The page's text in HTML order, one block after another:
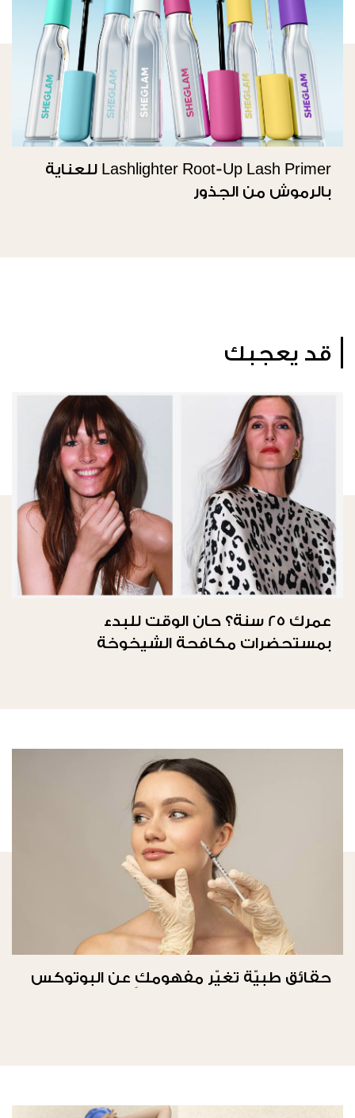
Lashlighter Root-Up Lash Primer للعناية
بالرموش من الجذور
قد يعجبك
عمرك 25 سنة؟ حان الوقت للبدء
بمستحضرات مكافحة الشيخوخة
حقائق طبيّة تغيّر مفهومكِ عن البوتوكس